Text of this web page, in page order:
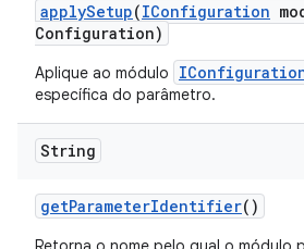
applySetup(IConfiguration
Configuration)
Aplique ao módulo
específica do parâmetro.
String
getParameterIdentifier()